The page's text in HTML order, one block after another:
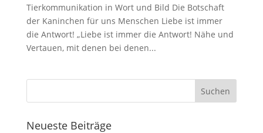
Tierkommunikation in Wort und Bild Die Botschaft
der Kaninchen für uns Menschen Liebe ist immer
die Antwort! „Liebe ist immer die Antwort! Nähe und
Vertauen, mit denen bei denen...
Neueste Beiträge